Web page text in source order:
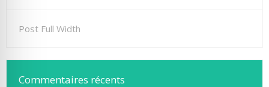
Post Full Width
Commentaires récents